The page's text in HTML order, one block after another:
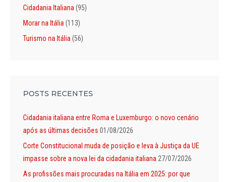
Cidadania Italiana (95)
Morar na Itália (113)
Turismo na Itália (56)
POSTS RECENTES
Cidadania italiana entre Roma e Luxemburgo: o novo cenário
após as últimas decisões 01/08/2026
Corte Constitucional muda de posição e leva à Justiça da UE
impasse sobre a nova lei da cidadania italiana 27/07/2026
As profissões mais procuradas na Itália em 2025: por que